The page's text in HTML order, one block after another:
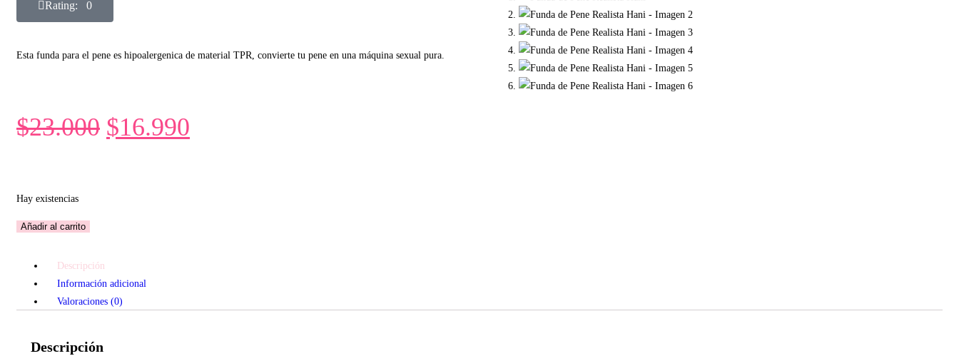
Rating: 0
Esta funda para el pene es hipoalergenica de material TPR, convierte tu pene en una máquina sexual pura.
$23.000 $16.990
Hay existencias
Añadir al carrito
Descripción
Información adicional
Valoraciones (0)
Descripción